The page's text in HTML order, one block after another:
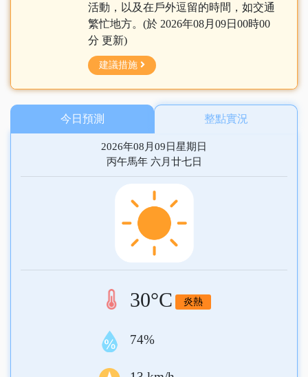
活動，以及在戶外逗留的時間，如交通
繁忙地方。(於 2026年08月09日00時00
分 更新)
建議措施
今日預測 整點實況
2026年08月09日星期日
丙午馬年 六月廿七日
30°C 炎熱
74%